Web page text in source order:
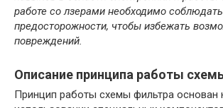
работе со лзерами необходимо
предосторожности, чтобы избежать
повреждений.
Описание принципа работы
Принцип работы схемы фильтра основан